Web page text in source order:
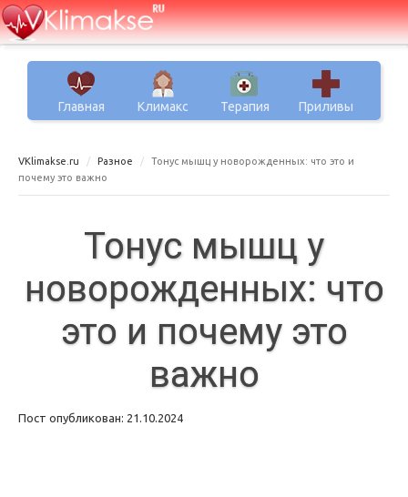
Главная Климакс Терапия Приливы
VKlimakse.ru Разное
Тонус мышц у новорожденных: что это и
почему это важно
Тонус мышц у
новорожденных: что
это и почему это
важно
Пост опубликован: 21.10.2024